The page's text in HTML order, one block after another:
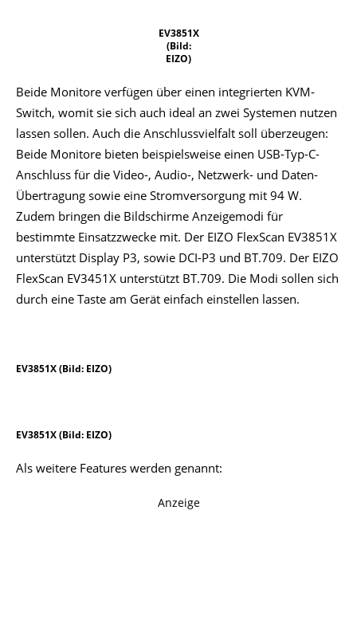
EV3851X
(Bild:
EIZO)
Beide Monitore verfügen über einen integrierten KVM-
Switch, womit sie sich auch ideal an zwei Systemen nutzen
lassen sollen. Auch die Anschlussvielfalt soll überzeugen:
Beide Monitore bieten beispielsweise einen USB-Typ-C-
Anschluss für die Video-, Audio-, Netzwerk- und Daten-
Übertragung sowie eine Stromversorgung mit 94 W.
Zudem bringen die Bildschirme Anzeigemodi für
bestimmte Einsatzzwecke mit. Der EIZO FlexScan EV3851X
unterstützt Display P3, sowie DCI-P3 und BT.709. Der EIZO
FlexScan EV3451X unterstützt BT.709. Die Modi sollen sich
durch eine Taste am Gerät einfach einstellen lassen.
EV3851X (Bild: EIZO)
EV3851X (Bild: EIZO)
Als weitere Features werden genannt:
Anzeige